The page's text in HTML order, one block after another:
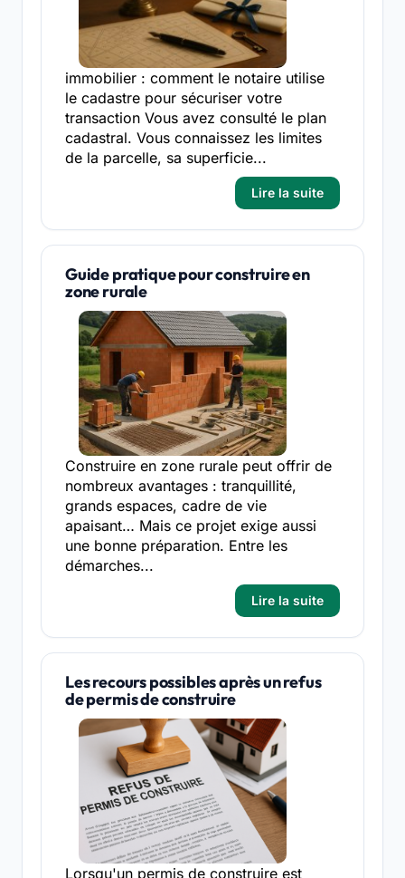
immobilier : comment le notaire utilise
le cadastre pour sécuriser votre
transaction Vous avez consulté le plan
cadastral. Vous connaissez les limites
de la parcelle, sa superficie...
Lire la suite
Guide pratique pour construire en
zone rurale
Construire en zone rurale peut offrir de
nombreux avantages : tranquillité,
grands espaces, cadre de vie
apaisant… Mais ce projet exige aussi
une bonne préparation. Entre les
démarches...
Lire la suite
Les recours possibles après un refus
de permis de construire
Lorsqu'un permis de construire est